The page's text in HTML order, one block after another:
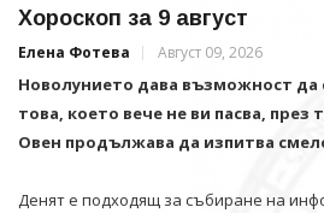
Хороскоп за 9 август
Елена Фотева Август 09, 2026
Новолунието дава възможност да
това, което вече не ви пасва, през
Овен продължава да изпитва
Денят е подходящ за събиране на